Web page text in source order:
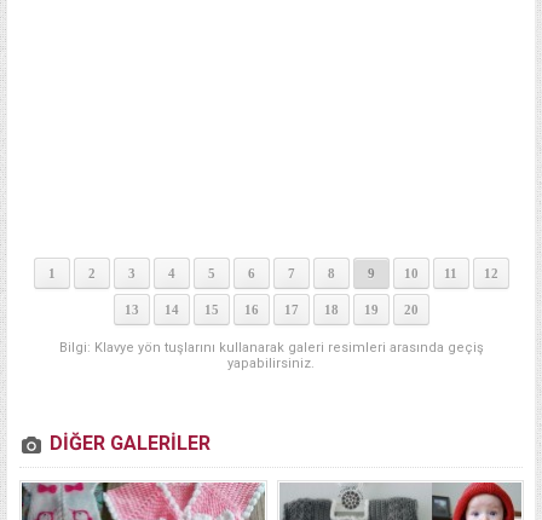
1 2 3 4 5 6 7 8 9 10 11 12
13 14 15 16 17 18 19 20
Bilgi: Klavye yön tuşlarını kullanarak galeri resimleri arasında geçiş
yapabilirsiniz.
DİĞER GALERİLER